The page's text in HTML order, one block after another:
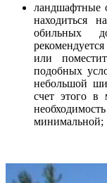
ландшафтные
находиться
обильных
или
подобных
небольшой
счет этого в
минимальной;